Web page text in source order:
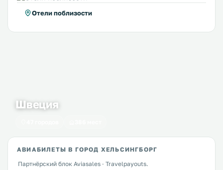
Отели поблизости
Швеция
АВИАБИЛЕТЫ В ГОРОД ХЕЛЬСИНГБОРГ
Партнёрский блок Aviasales · Travelpayouts.